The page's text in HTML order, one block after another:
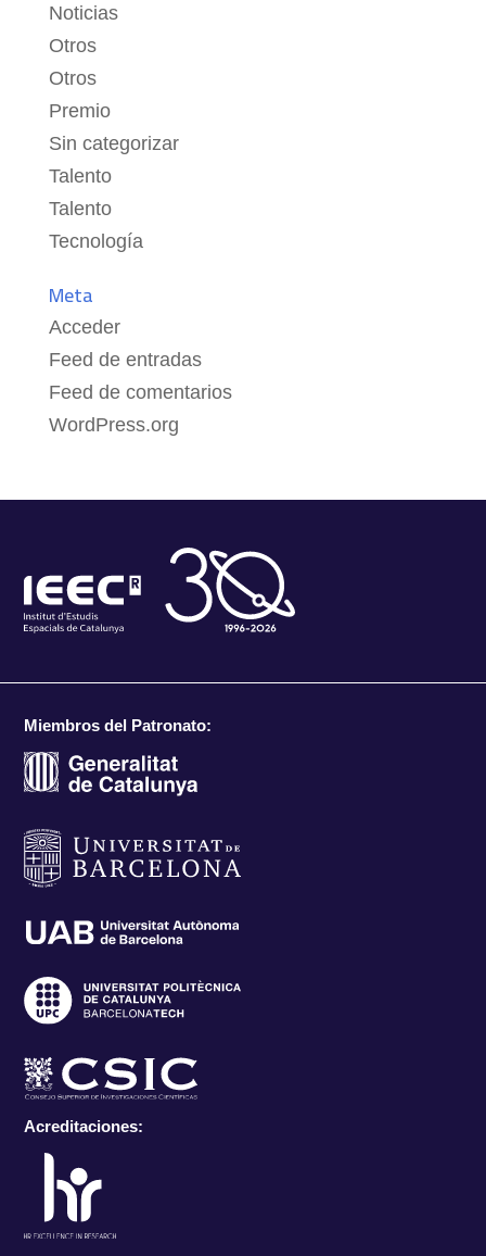
Noticias
Otros
Otros
Premio
Sin categorizar
Talento
Talento
Tecnología
Meta
Acceder
Feed de entradas
Feed de comentarios
WordPress.org
Miembros del Patronato:
Acreditaciones: